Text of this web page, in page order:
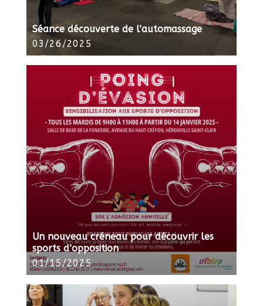
Séance découverte de l’automassage
03/26/2025
Un nouveau créneau pour découvrir les
sports d’opposition
01/15/2025